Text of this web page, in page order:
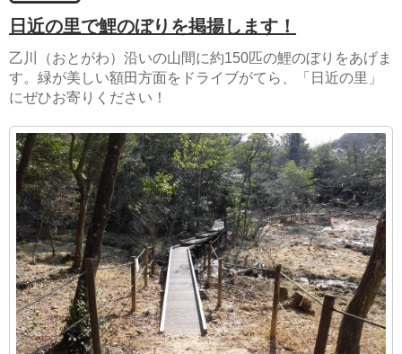
日近の里で鯉のぼりを掲揚します！
乙川（おとがわ）沿いの山間に約150匹の鯉のぼりをあげま
す。緑が美しい額田方面をドライブがてら、「日近の里」
にぜひお寄りください！